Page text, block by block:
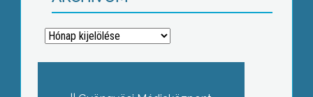
Archívum